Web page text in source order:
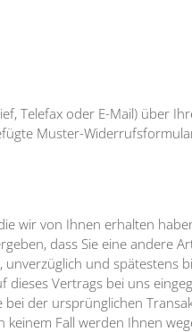
Telefax oder E-Mail) über
Muster-
wir von Ihnen erhalten
dass Sie eine andere
und spätestens
Vertrags bei uns
bei der ursprünglichen
Fall werden Ihnen